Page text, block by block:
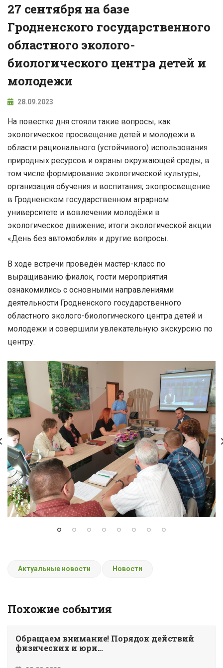
27 сентября на базе
Гродненского государственного
областного эколого-
биологического центра детей и
молодежи
28.09.2023
На повестке дня стояли такие вопросы, как
экологическое просвещение детей и молодежи в
области рационального (устойчивого) использования
природных ресурсов и охраны окружающей среды, в
том числе формирование экологической культуры,
организация обучения и воспитания; экопросвещение
в Гродненском государственном аграрном
университете и вовлечении молодёжи в
экологическое движение; итоги экологической акции
«День без автомобиля» и другие вопросы.
В ходе встречи проведён мастер-класс по
выращиванию фиалок, гости мероприятия
ознакомились с основными направлениями
деятельности Гродненского государственного
областного эколого-биологического центра детей и
молодежи и совершили увлекательную экскурсию по
центру.
Актуальные новости Новости
Похожие события
Обращаем внимание! Порядок действий
физических и юри...